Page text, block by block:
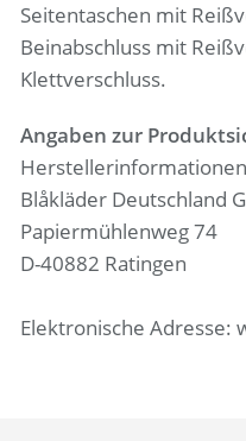
Seitentaschen mit
Beinabschluss mit
Klettverschluss.
Angaben zur
Blåkläder Deutschland
Papiermühlenweg 74
D-40882 Ratingen
Elektronische Adresse: